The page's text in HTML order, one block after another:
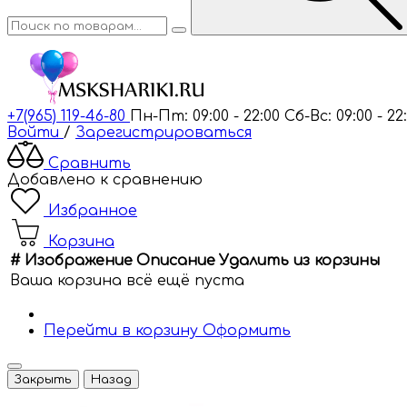
+7(965) 119-46-80 Пн-Пт: 09:00 - 22:00 Сб-Вс: 09:00 -
Войти / Зарегистрироваться
Сравнить
Добавлено к сравнению
Избранное
Корзина
# Изображение Описание Удалить из корзины
Ваша корзина всё ещё пуста
Перейти в корзину Оформить
Закрыть Назад